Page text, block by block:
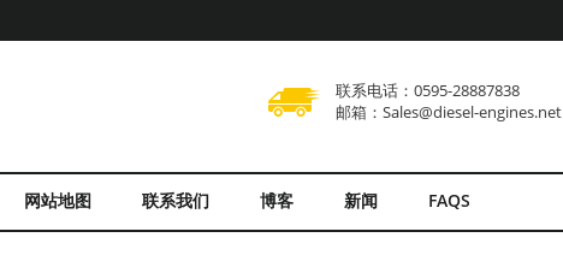
联系电话：0595-28887838
邮箱：Sales@diesel-engines.net
网站地图 联系我们 博客 新闻 FAQS